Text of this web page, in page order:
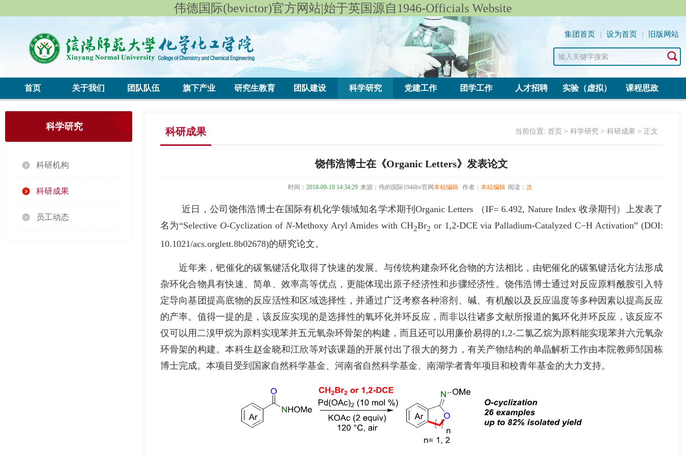
伟德国际(bevictor)官方网站|始于英国源自1946-Officials Website
集团首页 设为首页 旧版网站
首页 关于我们 团队队伍 旗下产业 研究生教育 团队建设 科学研究 党建工作 团学工作 人才招聘 实验（虚拟） 课程思政
科学研究
科研机构
科研成果
员工动态
科研成果 当前位置: 首页 > 科学研究> 科研成果 > 正文
饶伟浩博士在《Organic Letters》发表论文
时间：2018-09-19 14:34:29 来源：伟的国际1946bv官网本站编辑 作者：本站编辑 阅读： 次
近日，公司饶伟浩博士在国际有机化学领域知名学术期刊Organic Letters （IF= 6.492, Nature Index 收录期刊）上发表了
名为“Selective O‑Cyclization of N‑Methoxy Aryl Amides with CH2Br2 or 1,2-DCE via Palladium-Catalyzed C−H Activation” (DOI:
10.1021/acs.orglett.8b02678)的研究论文。
近年来，钯催化的碳氢键活化取得了快速的发展。与传统构建杂环化合物的方法相比，由钯催化的碳氢键活化方法形成
杂环化合物具有快速、简单、效率高等优点，更能体现出原子经济性和步骤经济性。饶伟浩博士通过对反应原料酰胺引入特
定导向基团提高底物的反应活性和区域选择性，并通过广泛考察各种溶剂、碱、有机酸以及反应温度等多种因素以提高反应
的产率。值得一提的是，该反应实现的是选择性的氧环化并环反应，而非以往诸多文献所报道的氮环化并环反应，该反应不
仅可以用二溴甲烷为原料实现苯并五元氧杂环骨架的构建，而且还可以用廉价易得的1,2-二氯乙烷为原料能实现苯并六元氧杂
环骨架的构建。本科生赵金晓和江欣等对该课题的开展付出了很大的努力，有关产物结构的单晶解析工作由本院教师邹国栋
博士完成。本项目受到国家自然科学基金、河南省自然科学基金、南湖学者青年项目和校青年基金的大力支持。